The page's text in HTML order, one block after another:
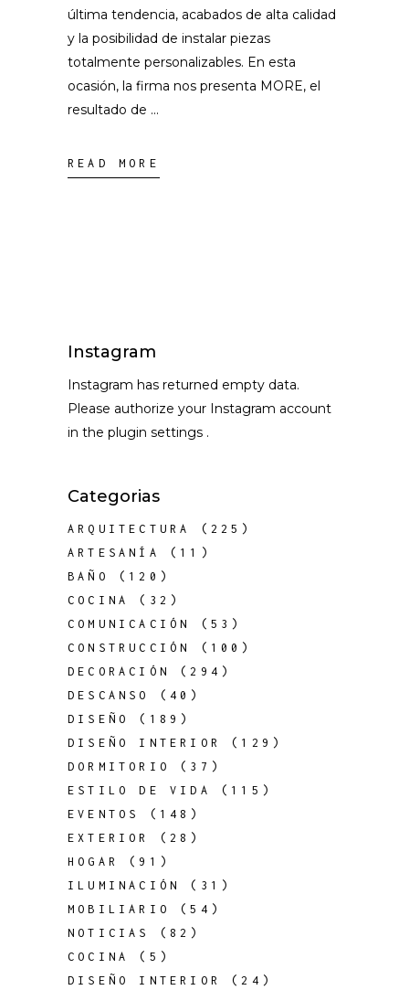
última tendencia, acabados de alta calidad
y la posibilidad de instalar piezas
totalmente personalizables. En esta
ocasión, la firma nos presenta MORE, el
resultado de
READ MORE
Instagram
Instagram has returned empty data.
Please authorize your Instagram account
in the plugin settings .
Categorias
ARQUITECTURA
(225)
ARTESANÍA
(11)
BAÑO
(120)
COCINA
(32)
COMUNICACIÓN
(53)
CONSTRUCCIÓN
(100)
DECORACIÓN
(294)
DESCANSO
(40)
DISEÑO
(189)
DISEÑO INTERIOR
(129)
DORMITORIO
(37)
ESTILO DE VIDA
(115)
EVENTOS
(148)
EXTERIOR
(28)
HOGAR
(91)
ILUMINACIÓN
(31)
MOBILIARIO
(54)
NOTICIAS
(82)
COCINA
(5)
DISEÑO INTERIOR
(24)